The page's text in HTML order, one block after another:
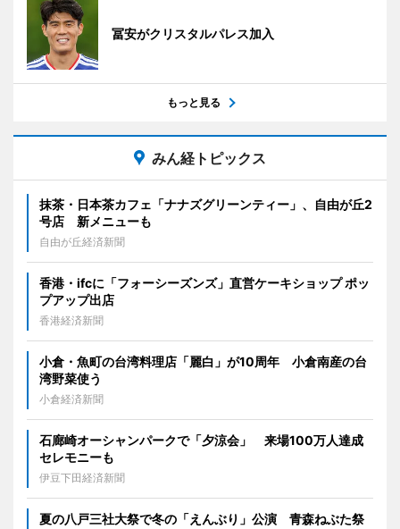
冨安がクリスタルパレス加入
もっと見る
みん経トピックス
抹茶・日本茶カフェ「ナナズグリーンティー」、自由が丘2
号店 新メニューも
自由が丘経済新聞
香港・ifcに「フォーシーズンズ」直営ケーキショップ ポッ
プアップ出店
香港経済新聞
小倉・魚町の台湾料理店「麗白」が10周年 小倉南産の台
湾野菜使う
小倉経済新聞
石廊崎オーシャンパークで「夕涼会」 来場100万人達成
セレモニーも
伊豆下田経済新聞
夏の八戸三社大祭で冬の「えんぶり」公演 青森ねぶた祭